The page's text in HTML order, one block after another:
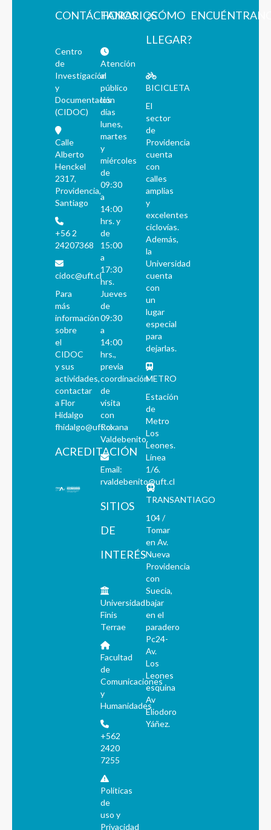
CONTÁCTANOS
Centro
de
Investigación
y
Documentación
(CIDOC)
Calle
Alberto
Henckel
2317,
Providencia,
Santiago
+56 2
24207368
cidoc@uft.cl
Para
más
información
sobre
el
CIDOC
y sus
actividades,
contactar
a Flor
Hidalgo
fhidalgo@uft.cl
ACREDITACIÓN
HORARIOS
Atención
al
público
los
días
lunes,
martes
y
miércoles
de
09:30
a
14:00
hrs. y
de
15:00
a
17:30
hrs.
Jueves
de
09:30
a
14:00
hrs.,
previa
coordinación
de
visita
con
Roxana
Valdebenito.
Email:
rvaldebenito@uft.cl
SITIOS
DE
INTERÉS
Universidad
Finis
Terrae
Facultad
de
Comunicaciones
y
Humanidades
+562
2420
7255
Políticas
de
uso y
Privacidad
¿CÓMO
LLEGAR?
BICICLETA
El
sector
de
Providencia
cuenta
con
calles
amplias
y
excelentes
ciclovías.
Además,
la
Universidad
cuenta
con
un
lugar
especial
para
dejarlas.
METRO
Estación
de
Metro
Los
Leones.
Línea
1/6.
TRANSANTIAGO
104 /
Tomar
en Av.
Nueva
Providencia
con
Suecia,
bajar
en el
paradero
Pc24-
Av.
Los
Leones
esquina
Av
Eliodoro
Yáñez.